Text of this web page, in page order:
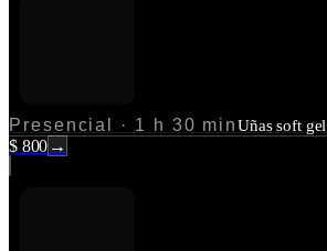
Presencial · 1 h 30 minUñas soft gel
$ 800 →